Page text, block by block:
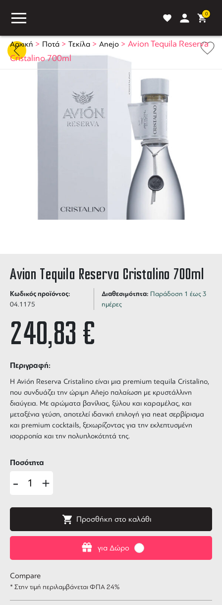
0
Αρχική > Ποτά > Τεκίλα > Anejo > Avion Tequila Reserva
Cristalino 700ml
Avion Tequila Reserva Cristalino 700ml
Κωδικός προϊόντος:
04.1175
Διαθεσιμότητα: Παράδοση 1 έως 3
ημέρες
240,83€
Περιγραφή:
Η Avión Reserva Cristalino είναι μια premium tequila Cristalino,
που συνδυάζει την ώριμη Añejo παλαίωση με κρυστάλλινη
διαύγεια. Με αρώματα βανίλιας, ξύλου και καραμέλας, και
μεταξένια γεύση, αποτελεί ιδανική επιλογή για neat σερβίρισμα
και premium cocktails, ξεχωρίζοντας για την εκλεπτυσμένη
ισορροπία και την πολυπλοκότητά της.
για Δώρο
Ποσότητα
- +
Προσθήκη στο καλάθι
Compare
* Στην τιμή περιλαμβάνεται ΦΠΑ 24%